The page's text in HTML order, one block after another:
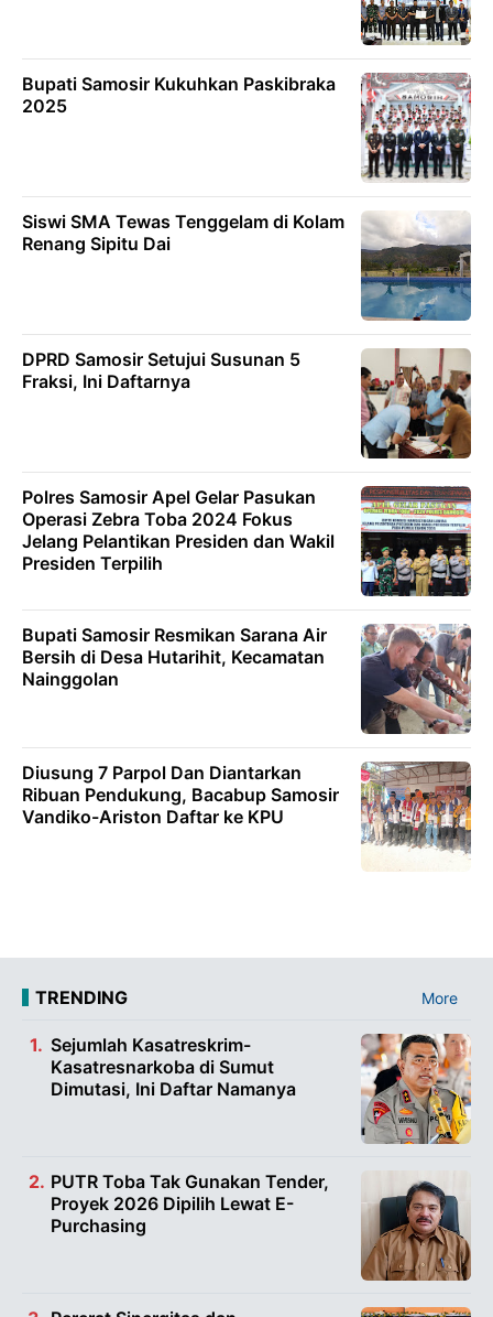
Bupati Samosir Kukuhkan Paskibraka
2025
Siswi SMA Tewas Tenggelam di Kolam
Renang Sipitu Dai
DPRD Samosir Setujui Susunan 5
Fraksi, Ini Daftarnya
Polres Samosir Apel Gelar Pasukan
Operasi Zebra Toba 2024 Fokus
Jelang Pelantikan Presiden dan Wakil
Presiden Terpilih
Bupati Samosir Resmikan Sarana Air
Bersih di Desa Hutarihit, Kecamatan
Nainggolan
Diusung 7 Parpol Dan Diantarkan
Ribuan Pendukung, Bacabup Samosir
Vandiko-Ariston Daftar ke KPU
TRENDING More
Sejumlah Kasatreskrim-
Kasatresnarkoba di Sumut
Dimutasi, Ini Daftar Namanya
PUTR Toba Tak Gunakan Tender,
Proyek 2026 Dipilih Lewat E-
Purchasing